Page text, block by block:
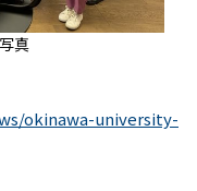
真
okinawa-university-